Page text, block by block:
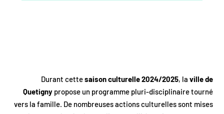
Durant cettesaison culturelle 2024/2025, la ville de
Quetignypropose un programme pluri-disciplinaire tourné
vers la famille. De nombreuses actions culturelles sont mises